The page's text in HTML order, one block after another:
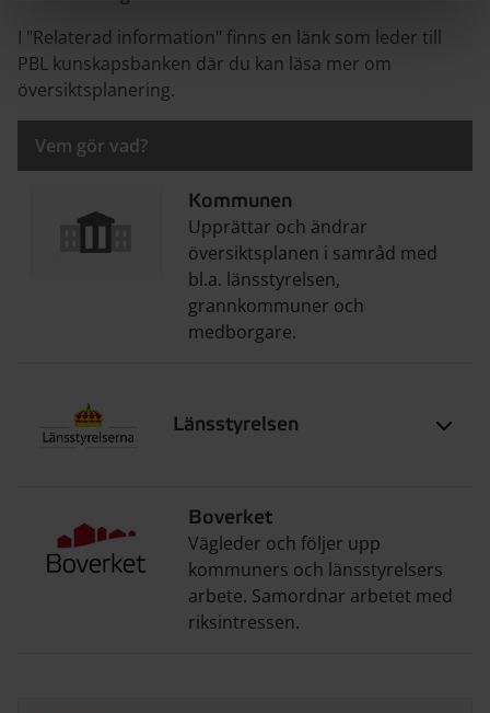
I "Relaterad information" finns en länk som leder till
PBL kunskapsbanken där du kan läsa mer om
översiktsplanering.
Vem gör vad?
Kommunen
Upprättar och ändrar
översiktsplanen i samråd med
bl.a. länsstyrelsen,
grannkommuner och
medborgare.
Länsstyrelsen
Boverket
Vägleder och följer upp
kommuners och länsstyrelsers
arbete. Samordnar arbetet med
riksintressen.